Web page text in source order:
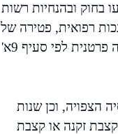
בחוק ובהנחיות רשות
רפואית, פטירה של
העמית (כאשר המוטבים מושכים), אך גם במקרים כלכליים חריגים קיימת אפשרות לבדיקה פרטנית לפי סעיף 9א'
הצפויה, וכן שנות
זקנה או קצבת